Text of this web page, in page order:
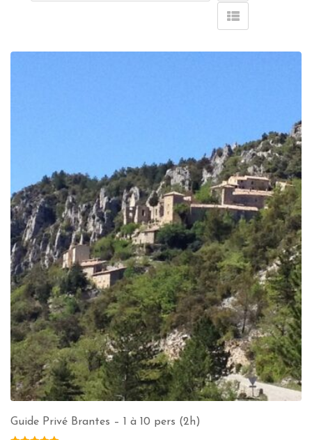
Guide Privé Brantes – 1 à 10 pers (2h)